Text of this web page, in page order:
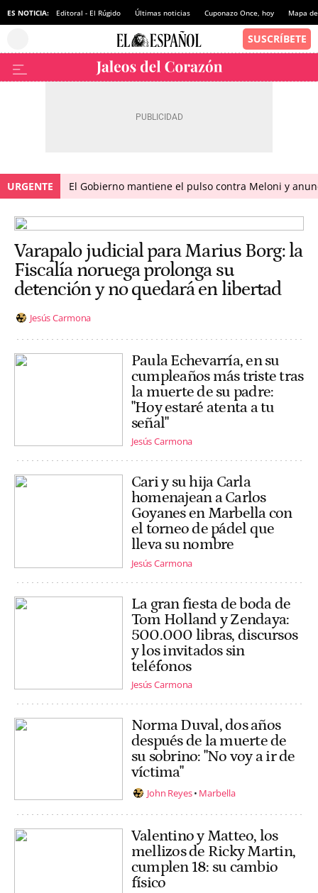
ES NOTICIA: Editoral - El Rúgido Últimas noticias Cuponazo Once, hoy Mapa
URGENTE El Gobierno mantiene el pulso contra Meloni y
Varapalo judicial para Marius Borg: la
Fiscalía noruega prolonga su
detención y no quedará en libertad
Jesús Carmona
Paula Echevarría, en su
cumpleaños más triste tras
la muerte de su padre:
"Hoy estaré atenta a tu
señal"
Jesús Carmona
Cari y su hija Carla
homenajean a Carlos
Goyanes en Marbella con
el torneo de pádel que
lleva su nombre
Jesús Carmona
La gran fiesta de boda de
Tom Holland y Zendaya:
500.000 libras, discursos
y los invitados sin
teléfonos
Jesús Carmona
Norma Duval, dos años
después de la muerte de
su sobrino: "No voy a ir de
víctima"
John Reyes Marbella
Valentino y Matteo, los
mellizos de Ricky Martin,
cumplen 18: su cambio
físico